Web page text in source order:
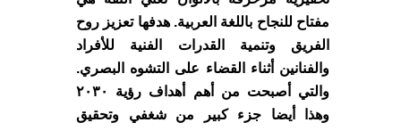
مفتاح للنجاح باللغة العربية. هدفها تعزيز روح
الفريق وتنمية القدرات الفنية للأفراد
والفنانين أثناء القضاء على التشوه البصري.
والتي أصبحت من أهم أهداف رؤية ٢٠٣٠
وهذا أيضا جزء كبير من شغفي وتحقيق